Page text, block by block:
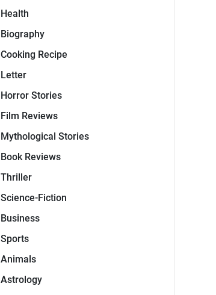
Health
Biography
Cooking Recipe
Letter
Horror Stories
Film Reviews
Mythological Stories
Book Reviews
Thriller
Science-Fiction
Business
Sports
Animals
Astrology